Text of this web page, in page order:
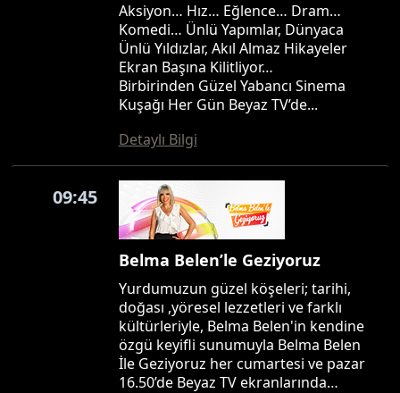
Aksiyon… Hız… Eğlence… Dram…
Komedi… Ünlü Yapımlar, Dünyaca
Ünlü Yıldızlar, Akıl Almaz Hikayeler
Ekran Başına Kilitliyor…
Birbirinden Güzel Yabancı Sinema
Kuşağı Her Gün Beyaz TV’de...
Detaylı Bilgi
09:45
Belma Belen’le Geziyoruz
Yurdumuzun güzel köşeleri; tarihi,
doğası ,yöresel lezzetleri ve farklı
kültürleriyle, Belma Belen'in kendine
özgü keyifli sunumuyla Belma Belen
İle Geziyoruz her cumartesi ve pazar
16.50’de Beyaz TV ekranlarında…